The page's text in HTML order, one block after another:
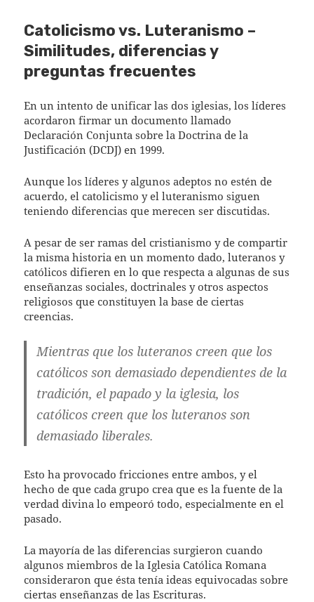
Catolicismo vs. Luteranismo –
Similitudes, diferencias y
preguntas frecuentes
En un intento de unificar las dos iglesias, los líderes
acordaron firmar un documento llamado
Declaración Conjunta sobre la Doctrina de la
Justificación (DCDJ) en 1999.
Aunque los líderes y algunos adeptos no estén de
acuerdo, el catolicismo y el luteranismo siguen
teniendo diferencias que merecen ser discutidas.
A pesar de ser ramas del cristianismo y de compartir
la misma historia en un momento dado, luteranos y
católicos difieren en lo que respecta a algunas de sus
enseñanzas sociales, doctrinales y otros aspectos
religiosos que constituyen la base de ciertas
creencias.
Mientras que los luteranos creen que los
católicos son demasiado dependientes de la
tradición, el papado y la iglesia, los
católicos creen que los luteranos son
demasiado liberales.
Esto ha provocado fricciones entre ambos, y el
hecho de que cada grupo crea que es la fuente de la
verdad divina lo empeoró todo, especialmente en el
pasado.
La mayoría de las diferencias surgieron cuando
algunos miembros de la Iglesia Católica Romana
consideraron que ésta tenía ideas equivocadas sobre
ciertas enseñanzas de las Escrituras.